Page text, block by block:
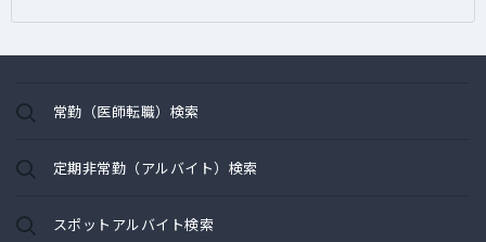
常勤（医師転職）検索
定期非常勤（アルバイト）検索
スポットアルバイト検索